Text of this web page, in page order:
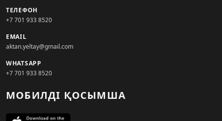
ТЕЛЕФОН
+7 701 933 8520
EMAIL
aktan.yeltay@gmail.com
WHATSAPP
+7 701 933 8520
МОБИЛДІ ҚОСЫМША